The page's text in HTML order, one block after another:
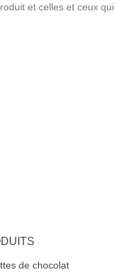
et celles et ceux qui
de chocolat